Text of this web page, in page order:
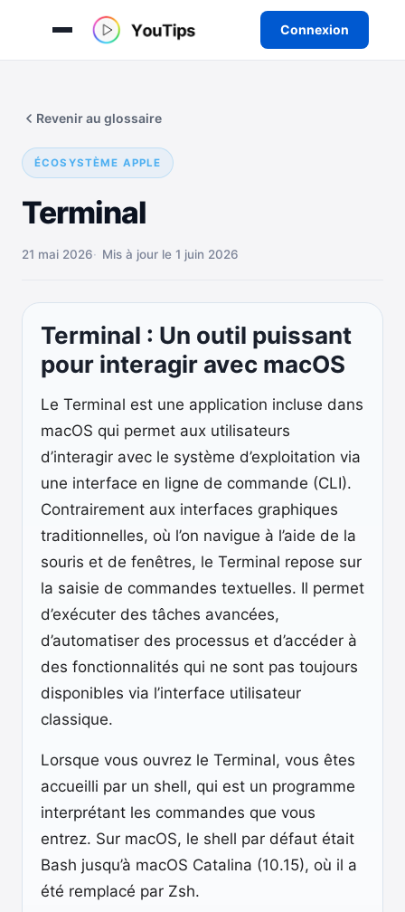
Connexion
contenu
ÉCOSYSTÈME APPLE
Terminal
Revenir au glossaire
21 mai 2026 Mis à jour le 1 juin 2026
Terminal : Un outil puissant
pour interagir avec macOS
Le Terminal est une application incluse dans
macOS qui permet aux utilisateurs
d’interagir avec le système d’exploitation via
une interface en ligne de commande (CLI).
Contrairement aux interfaces graphiques
traditionnelles, où l’on navigue à l’aide de la
souris et de fenêtres, le Terminal repose sur
la saisie de commandes textuelles. Il permet
d’exécuter des tâches avancées,
d’automatiser des processus et d’accéder à
des fonctionnalités qui ne sont pas toujours
disponibles via l’interface utilisateur
classique.
Lorsque vous ouvrez le Terminal, vous êtes
accueilli par un shell, qui est un programme
interprétant les commandes que vous
entrez. Sur macOS, le shell par défaut était
Bash jusqu’à macOS Catalina (10.15), où il a
été remplacé par Zsh.